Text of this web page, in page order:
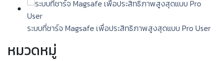
ระบบที่ชาร์จ Magsafe เพื่อประสิทธิภาพสูงสุดแบบ Pro User
หมวดหมู่